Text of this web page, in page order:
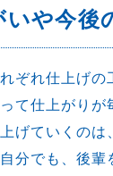
や今後
ぞれ仕上げ
て仕上がり
げていくの
分でも、後輩